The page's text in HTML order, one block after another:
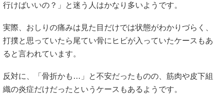
行けばいいの？」と迷う人はかなり多いようです。
実際、おしりの痛みは見た目だけでは状態がわかりづらく、
打撲と思っていたら尾てい骨にヒビが入っていたケースもあ
ると言われています。
反対に、「骨折かも…」と不安だったものの、筋肉や皮下組
織の炎症だけだったというケースもあるようです。